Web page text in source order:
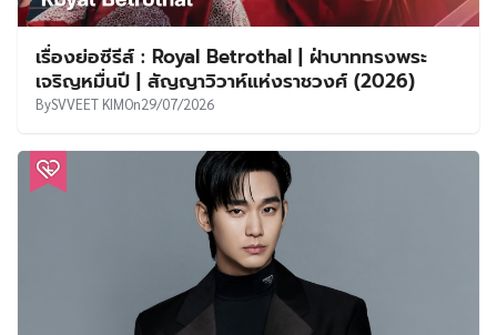
เรื่องย่อซีรีส์ : Royal Betrothal | ฝ่าบาททรงพระ
เจริญหมื่นปี | สัญญาวิวาห์แห่งราชวงศ์ (2026)
BySVVEET KIMOn29/07/2026